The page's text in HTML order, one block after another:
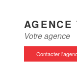
AGENCE
Votre agence
Contacter